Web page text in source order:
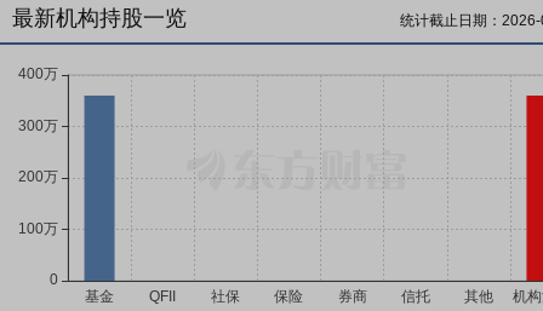
最新机构持股一览 统计截止日期：